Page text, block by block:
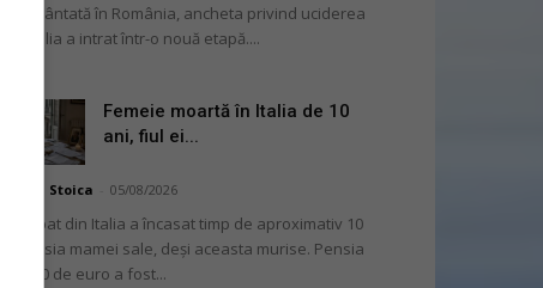
înmormântată în România, ancheta privind uciderea
sa în Italia a intrat într-o nouă etapă....
Femeie moartă în Italia de 10
ani, fiul ei...
Stoica 05/08/2026
Un bărbat din Italia a încasat timp de aproximativ 10
ani pensia mamei sale, deși aceasta murise. Pensia
de 2.000 de euro a fost...